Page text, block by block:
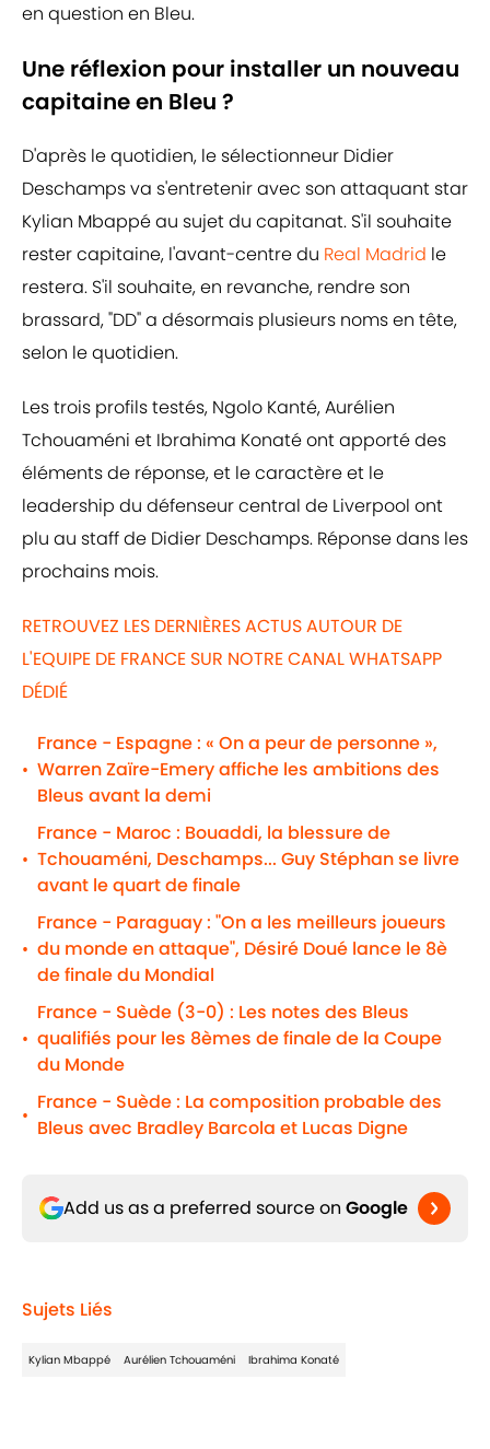
en question en Bleu.
Une réflexion pour installer un nouveau
capitaine en Bleu ?
D'après le quotidien, le sélectionneur Didier
Deschamps va s'entretenir avec son attaquant star
Kylian Mbappé au sujet du capitanat. S'il souhaite
rester capitaine, l'avant-centre du Real Madrid le
restera. S'il souhaite, en revanche, rendre son
brassard, "DD" a désormais plusieurs noms en tête,
selon le quotidien.
Les trois profils testés, Ngolo Kanté, Aurélien
Tchouaméni et Ibrahima Konaté ont apporté des
éléments de réponse, et le caractère et le
leadership du défenseur central de Liverpool ont
plu au staff de Didier Deschamps. Réponse dans les
prochains mois.
RETROUVEZ LES DERNIÈRES ACTUS AUTOUR DE
L'EQUIPE DE FRANCE SUR NOTRE CANAL WHATSAPP
DÉDIÉ
•
France - Espagne : « On a peur de personne »,
Warren Zaïre-Emery affiche les ambitions des
Bleus avant la demi
•
France - Maroc : Bouaddi, la blessure de
Tchouaméni, Deschamps... Guy Stéphan se livre
avant le quart de finale
•
France - Paraguay : "On a les meilleurs joueurs
du monde en attaque", Désiré Doué lance le 8è
de finale du Mondial
•
France - Suède (3-0) : Les notes des Bleus
qualifiés pour les 8èmes de finale de la Coupe
du Monde
•
France - Suède : La composition probable des
Bleus avec Bradley Barcola et Lucas Digne
Add us as a preferred source on Google
Sujets Liés
Kylian Mbappé Aurélien Tchouaméni Ibrahima Konaté